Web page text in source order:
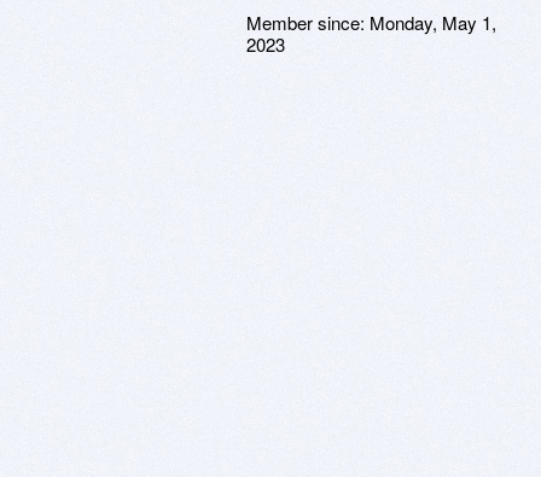
Member since: Monday, May 1,
2023